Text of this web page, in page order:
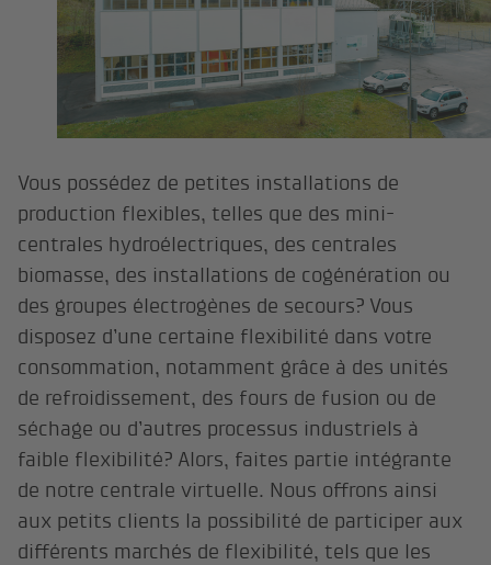
Vous possédez de petites installations de
production flexibles, telles que des mini-
centrales hydroélectriques, des centrales
biomasse, des installations de cogénération ou
des groupes électrogènes de secours? Vous
disposez d’une certaine flexibilité dans votre
consommation, notamment grâce à des unités
de refroidissement, des fours de fusion ou de
séchage ou d’autres processus industriels à
faible flexibilité? Alors, faites partie intégrante
de notre centrale virtuelle. Nous offrons ainsi
aux petits clients la possibilité de participer aux
différents marchés de flexibilité, tels que les